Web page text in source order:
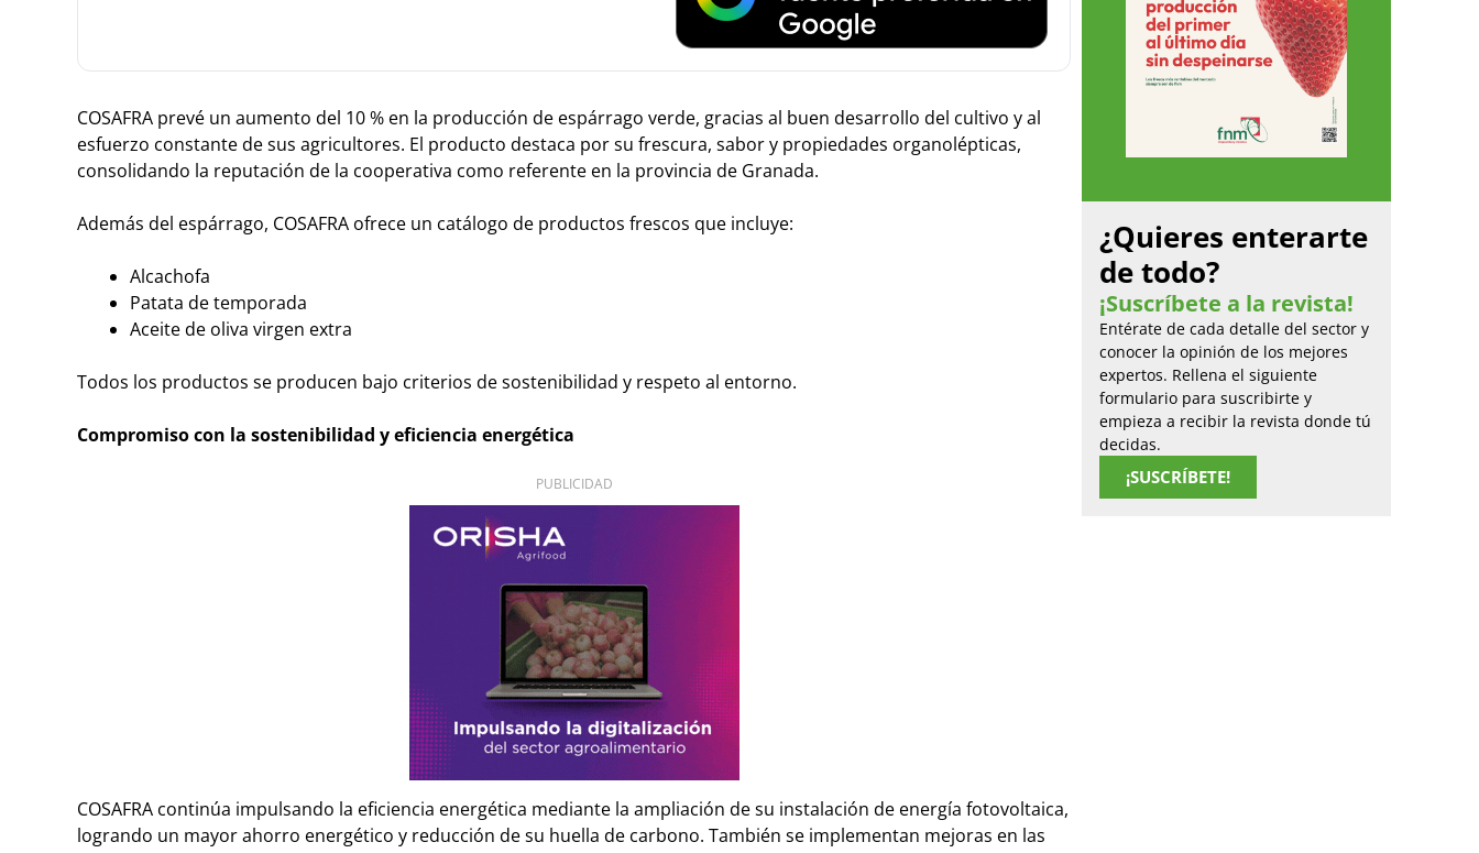
COSAFRA prevé un aumento del 10 % en la producción de espárrago verde, gracias al buen desarrollo del cultivo y al
esfuerzo constante de sus agricultores. El producto destaca por su frescura, sabor y propiedades organolépticas,
consolidando la reputación de la cooperativa como referente en la provincia de Granada.
Además del espárrago, COSAFRA ofrece un catálogo de productos frescos que incluye:
Alcachofa
Patata de temporada
Aceite de oliva virgen extra
Todos los productos se producen bajo criterios de sostenibilidad y respeto al entorno.
Compromiso con la sostenibilidad y eficiencia energética
PUBLICIDAD
COSAFRA continúa impulsando la eficiencia energética mediante la ampliación de su instalación de energía fotovoltaica,
logrando un mayor ahorro energético y reducción de su huella de carbono. También se implementan mejoras en las
¿Quieres enterarte
de todo?
¡Suscríbete a la revista!
Entérate de cada detalle del sector y
conocer la opinión de los mejores
expertos. Rellena el siguiente
formulario para suscribirte y
empieza a recibir la revista donde tú
decidas.
¡SUSCRÍBETE!